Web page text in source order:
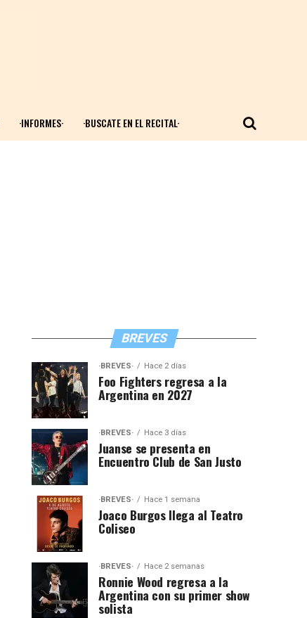
·INFORMES· ·BUSCATE EN EL RECITAL·
BREVES
·BREVES· Hace 2 días
Foo Fighters regresa a la
Argentina en 2027
·BREVES· Hace 3 días
Juanse se presenta en
Encuentro Club de San Justo
·BREVES· Hace 1 semana
Joaco Burgos llega al Teatro
Coliseo
·BREVES· Hace 2 semanas
Ronnie Wood regresa a la
Argentina con su primer show
solista